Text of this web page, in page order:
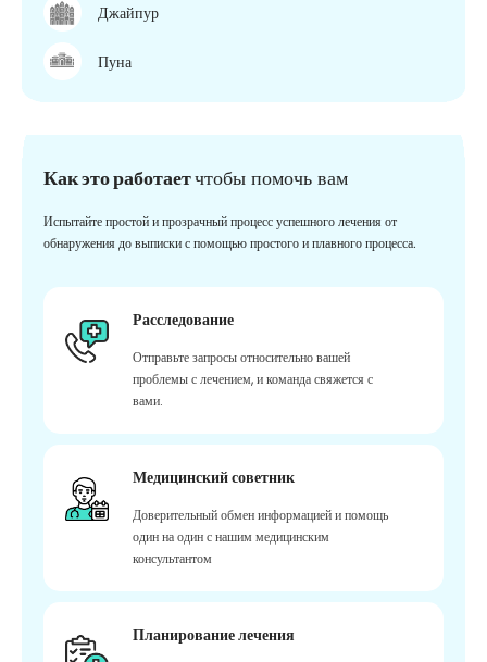
Джайпур
Пуна
Как это работаетчтобы помочь вам
Испытайте простой и прозрачный процесс успешного лечения от
обнаружения до выписки с помощью простого и плавного процесса.
Расследование
Отправьте запросы относительно вашей
проблемы с лечением, и команда свяжется с
вами.
Медицинский советник
Доверительный обмен информацией и помощь
один на один с нашим медицинским
консультантом
Планирование лечения